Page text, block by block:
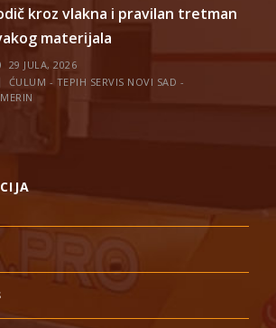
kroz vlakna i pravilan tretman
materijala
29 JULA, 2026
ĆULUM - TEPIH SERVIS NOVI SAD -